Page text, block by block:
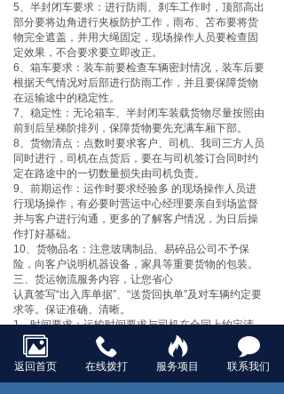
5、半封闭车要求：进行防雨、刹车工作时，顶部高出
部分要将边角进行夹板防护工作，雨布、苫布要将货
物完全遮盖，并用大绳固定，现场操作人员要检查固
定效果，不合要求要立即改正。
6、箱车要求：装车前要检查车辆密封情况，装车后要
根据天气情况对后部进行防雨工作，并且要保障货物
在运输途中的稳定性。
7、稳定性：无论箱车、半封闭车装载货物尽量按照由
前到后呈梯阶排列，保障货物要先充满车厢下部。
8、货物清点：点数时要求客户、司机、我司三方人员
同时进行，司机在点货后，要在与司机签订合同时约
定在路途中的一切数量损失由司机负责。
9、前期运作：运作时要求经验多 的现场操作人员进
行现场操作，有必要时营运中心经理要亲自到场监督
并与客户进行沟通，更多的了解客户情况，为日后操
作打好基础。
10、货物品名：注意玻璃制品、易碎品公司不予保
险，向客户说明机器设备，家具等重要货物的包装。
三、货运物流服务内容，让您省心
认真签写“出入库单据”、“送货回执单”及对车辆约定要
求等。保证准确、清晰。
1、时间要求：运输时间要求与司机在合同上约定清
楚，与司机签订的时间一定要比客户与我公司约定的
时间短时长。
2、司机联系：要求司机保证通讯畅通，利于我公司监
控，与司机约定不能保障通信的处罚规定，另外一定
返回首页 在线拨打 服务项目 联系我们